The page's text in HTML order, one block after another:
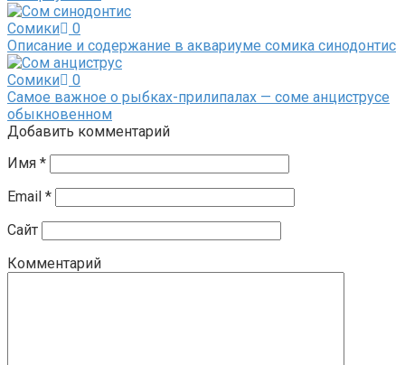
Сомики
0
Описание и содержание в аквариуме сомика синодонтис
Сомики
0
Самое важное о рыбках-прилипалах — соме анциструсе
обыкновенном
Добавить комментарий
Имя *
Email *
Сайт
Комментарий